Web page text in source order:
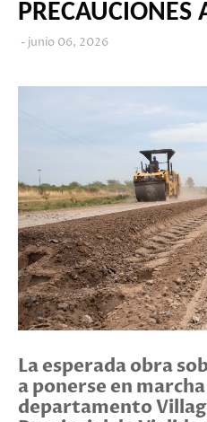
PRECAUCIONES
junio 06, 2026
La esperada obra
a ponerse en
departamento